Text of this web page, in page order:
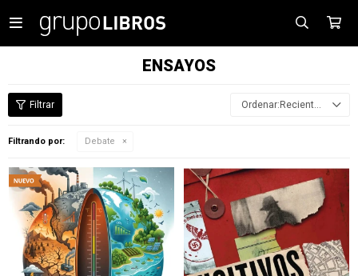

ENSAYOS
Recientes
Filtrando por: Debate